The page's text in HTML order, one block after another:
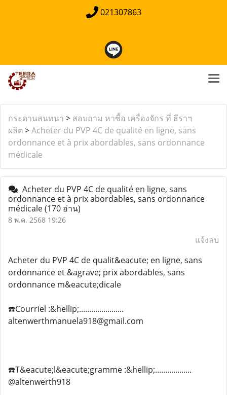
021307863
กระดานสนทนา > สอบถาม หาซื้อ เครื่องจักร ที่ ธีราฯ
ผลิต >Acheter du PVP 4C de qualité en ligne, sans
ordonnance et à prix abordables, sans ordonnance
médicale
Acheter du PVP 4C de qualité en ligne, sans
ordonnance et à prix abordables, sans ordonnance
médicale(170 อ่าน)
8 พ.ค. 2568 19:26
แจ้งลบ
Acheter du PVP 4C de qualit&eacute; en ligne, sans
ordonnance et &agrave; prix abordables, sans
ordonnance m&eacute;dicale
☎️Courriel :&hellip;......................
altenwerthmanuela918@gmail.com
☎️T&eacute;l&eacute;gramme :&hellip;..................
@altenwerth918